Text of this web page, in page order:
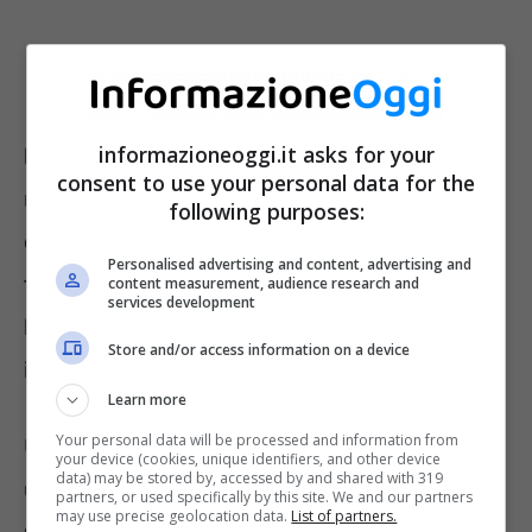
E che dire dell’ammollo dei legumi?Un altro
modo per riutilizzare l’acqua della pasta è
quella di mettere in ammollo i legumi come
fagioli oppure ceci. Quest’acqua, però, va
bene solamente per l’ammollo per cuocerli,
invece, bisognerà cambiarla.
Un’altra modalità per il riciclo è quella di
utilizzare l’acqua della pasta per la
informazioneoggi.it asks for your
consent to use your personal data for the
following purposes:
Personalised advertising and content, advertising and
content measurement, audience research and
services development
Store and/or access information on a device
Learn more
Your personal data will be processed and information from
your device (cookies, unique identifiers, and other device
data) may be stored by, accessed by and shared with 319
partners, or used specifically by this site. We and our partners
may use precise geolocation data. List of partners.